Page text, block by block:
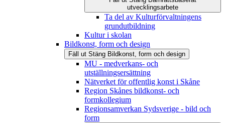
utvecklingsarbete
Ta del av Kulturförvaltningens
grundutbildning
Kultur i skolan
Bildkonst, form och design
Fäll ut Stäng Bildkonst, form och design
MU - medverkans- och
utställningsersättning
Nätverket för offentlig konst i Skåne
Region Skånes bildkonst- och
formkollegium
Regionsamverkan Sydsverige - bild och
form